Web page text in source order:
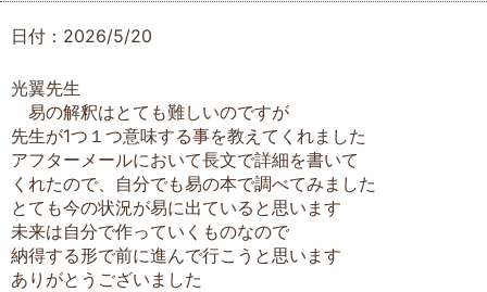
日付：2026/5/20
光翼先生
易の解釈はとても難しいのですが
先生が1つ１つ意味する事を教えてくれました
アフターメールにおいて長文で詳細を書いて
くれたので、自分でも易の本で調べてみました
とても今の状況が易に出ていると思います
未来は自分で作っていくものなので
納得する形で前に進んで行こうと思います
ありがとうございました